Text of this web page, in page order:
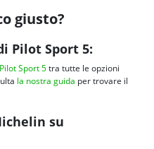
giusto?
Pilot Sport 5:
Sport 5tra tutte le opzioni
la nostra guida per trovare il
su